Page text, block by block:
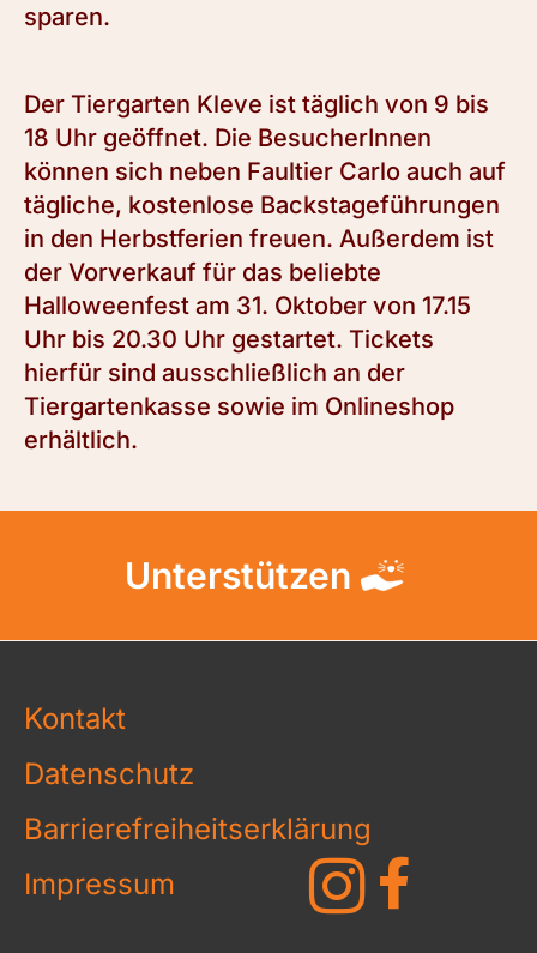
sparen.
Der Tiergarten Kleve ist täglich von 9 bis
18 Uhr geöffnet. Die BesucherInnen
können sich neben Faultier Carlo auch auf
tägliche, kostenlose Backstageführungen
in den Herbstferien freuen. Außerdem ist
der Vorverkauf für das beliebte
Halloweenfest am 31. Oktober von 17.15
Uhr bis 20.30 Uhr gestartet. Tickets
hierfür sind ausschließlich an der
Tiergartenkasse sowie im Onlineshop
erhältlich.
Unterstützen
Kontakt
Datenschutz
Barrierefreiheitserklärung
Impressum